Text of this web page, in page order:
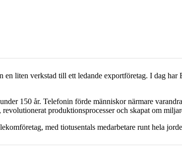
liten verkstad till ett ledande exportföretag. I dag
150 år. Telefonin förde människor närmare
produktionsprocesser och skapat om
med tiotusentals medarbetare runt hela